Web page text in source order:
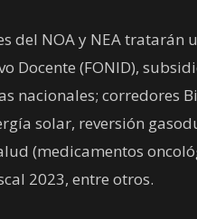
del NOA y NEA tratarán
Docente (FONID),
nacionales; corredores
solar, reversión
(medicamentos
2023, entre otros.